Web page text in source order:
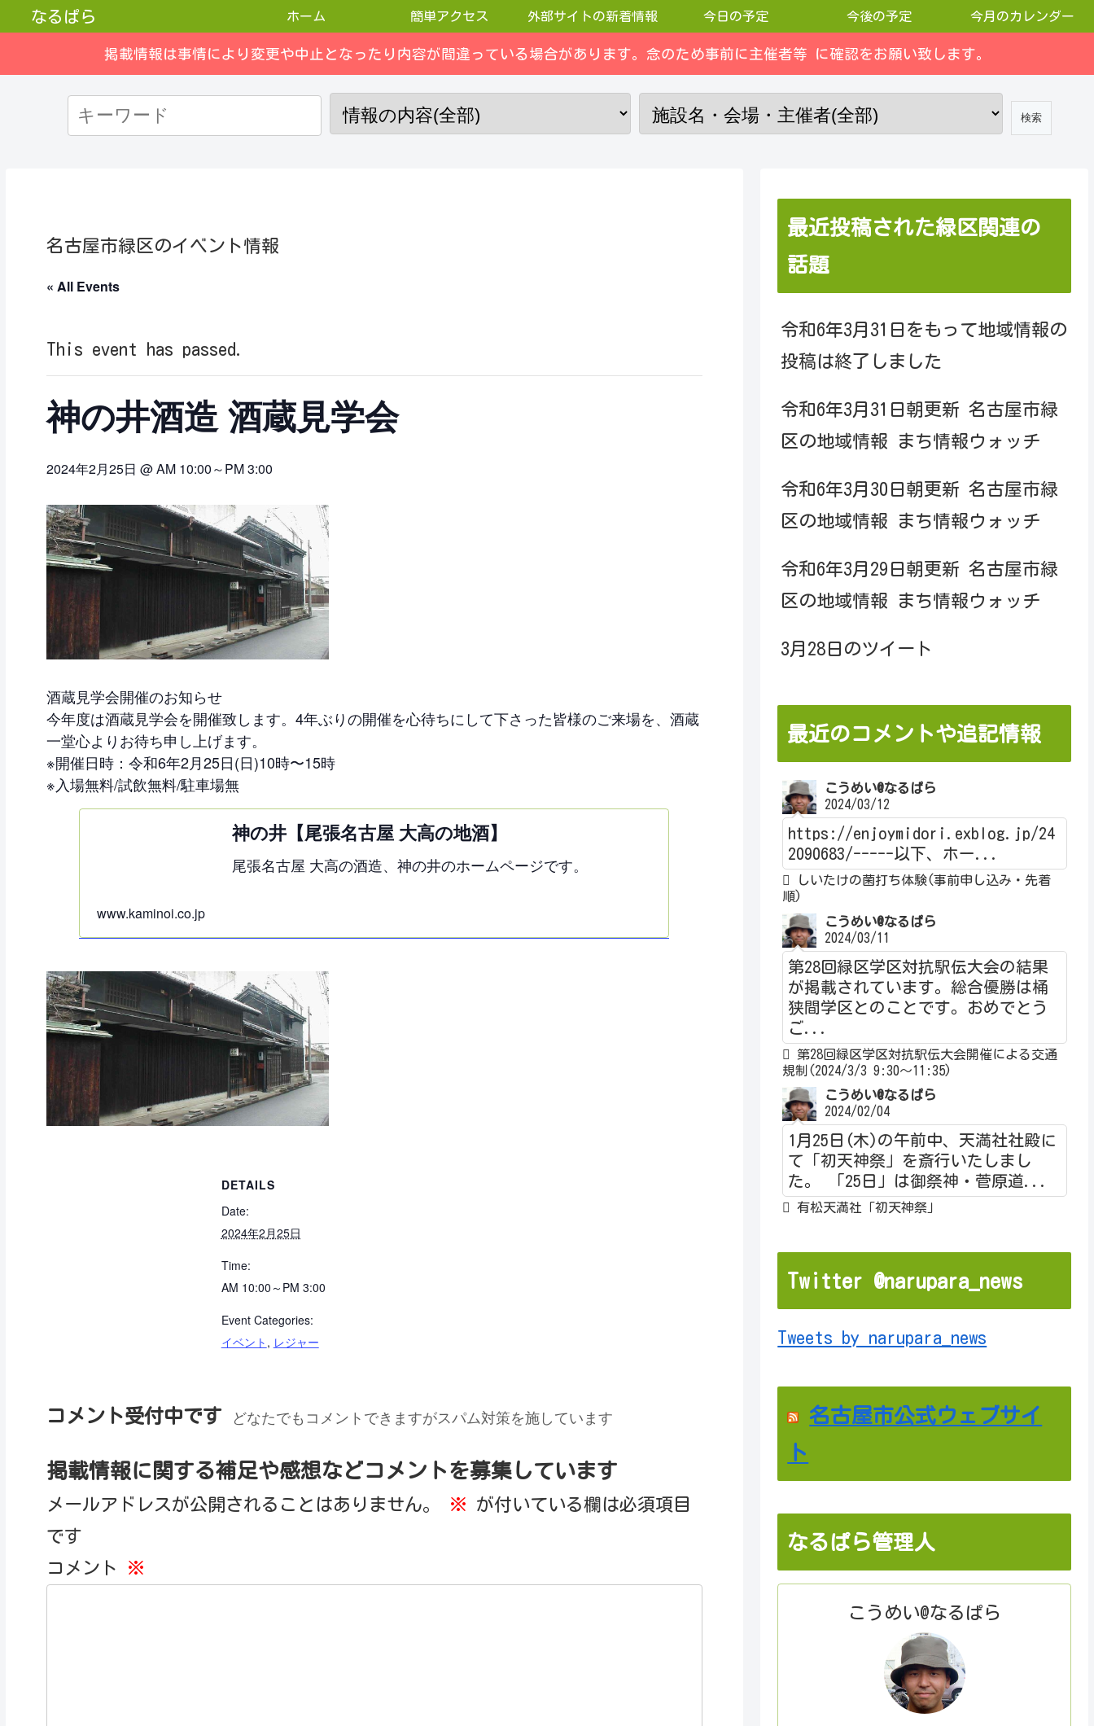
なるぱら ホーム 簡単アクセス 外部サイトの新着情報 今日の予定 今後の予定 今月のカレンダー
掲載情報は事情により変更や中止となったり内容が間違っている場合があります。念のため事前に主催者等 に確認をお願い致します。
名古屋市緑区のイベント情報
« All Events
This event has passed.
神の井酒造 酒蔵見学会
2024年2月25日 @ AM 10:00～PM 3:00
酒蔵見学会開催のお知らせ
今年度は酒蔵見学会を開催致します。4年ぶりの開催を心待ちにして下さった皆様のご来場を、酒蔵
一堂心よりお待ち申し上げます。
※開催日時：令和6年2月25日(日)10時〜15時
※入場無料/試飲無料/駐車場無
神の井【尾張名古屋 大高の地酒】
尾張名古屋 大高の酒造、神の井のホームページです。
www.kaminoi.co.jp
DETAILS
Date:
2024年2月25日
Time:
AM 10:00～PM 3:00
Event Categories:
イベント , レジャー
コメント受付中です どなたでもコメントできますがスパム対策を施しています
掲載情報に関する補足や感想などコメントを募集しています
メールアドレスが公開されることはありません。 ※ が付いている欄は必須項目
です
コメント
※
最近投稿された緑区関連の
話題
令和6年3月31日をもって地域情報の
投稿は終了しました
令和6年3月31日朝更新 名古屋市緑
区の地域情報 まち情報ウォッチ
令和6年3月30日朝更新 名古屋市緑
区の地域情報 まち情報ウォッチ
令和6年3月29日朝更新 名古屋市緑
区の地域情報 まち情報ウォッチ
3月28日のツイート
最近のコメントや追記情報
こうめい@なるぱら
2024/03/12
https://enjoymidori.exblog.jp/24
2090683/-----以下、ホー...
しいたけの菌打ち体験(事前申し込み・先着
順)
こうめい@なるぱら
2024/03/11
第28回緑区学区対抗駅伝大会の結果
が掲載されています。総合優勝は桶
狭間学区とのことです。おめでとう
ご...
第28回緑区学区対抗駅伝大会開催による交通
規制(2024/3/3 9:30～11:35)
こうめい@なるぱら
2024/02/04
1月25日(木)の午前中、天満社社殿に
て「初天神祭」を斎行いたしまし
た。 「25日」は御祭神・菅原道...
有松天満社「初天神祭」
Twitter @narupara_news
Tweets by narupara_news
名古屋市公式ウェブサイ
ト
なるぱら管理人
こうめい@なるぱら